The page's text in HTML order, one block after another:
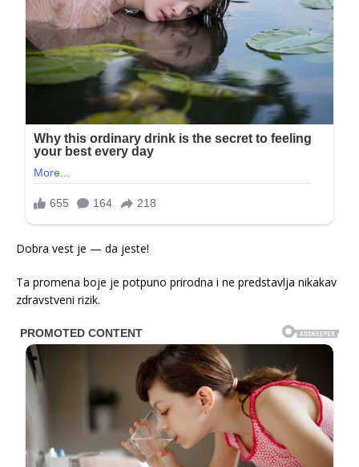
Dobra vest je — da jeste!
Ta promena boje je potpuno prirodna i ne predstavlja nikakav
zdravstveni rizik.